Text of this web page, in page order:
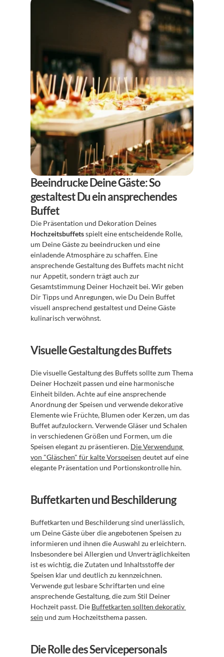
Beeindrucke Deine Gäste: So
gestaltest Du ein ansprechendes
Buffet
Hochzeitsbuffets spielt eine entscheidende Rolle,
um Deine Gäste zu beeindrucken und eine
einladende Atmosphäre zu schaffen. Eine
ansprechende Gestaltung des Buffets macht nicht
nur Appetit, sondern trägt auch zur
Gesamtstimmung Deiner Hochzeit bei. Wir geben
Dir Tipps und Anregungen, wie Du Dein Buffet
visuell ansprechend gestaltest und Deine Gäste
kulinarisch verwöhnst.
Visuelle Gestaltung des Buffets
Die visuelle Gestaltung des Buffets sollte zum Thema
Deiner Hochzeit passen und eine harmonische
Einheit bilden. Achte auf eine ansprechende
Anordnung der Speisen und verwende dekorative
Elemente wie Früchte, Blumen oder Kerzen, um das
Buffet aufzulockern. Verwende Gläser und Schalen
in verschiedenen Größen und Formen, um die
Speisen elegant zu präsentieren. Die Verwendung
von "Gläschen" für kalte Vorspeisen deutet auf eine
elegante Präsentation und Portionskontrolle hin.
Buffetkarten und Beschilderung
Buffetkarten und Beschilderung sind unerlässlich,
um Deine Gäste über die angebotenen Speisen zu
informieren und ihnen die Auswahl zu erleichtern.
Insbesondere bei Allergien und Unverträglichkeiten
ist es wichtig, die Zutaten und Inhaltsstoffe der
Speisen klar und deutlich zu kennzeichnen.
Verwende gut lesbare Schriftarten und eine
ansprechende Gestaltung, die zum Stil Deiner
Hochzeit passt. Die Buffetkarten sollten dekorativ
sein und zum Hochzeitsthema passen.
Die Rolle des Servicepersonals